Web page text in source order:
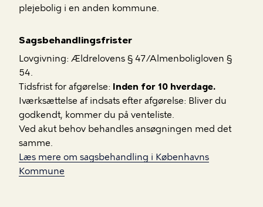
plejebolig i en anden kommune.
Sagsbehandlingsfrister
Lovgivning: Ældrelovens § 47/Almenboligloven §
54.
Tidsfrist for afgørelse: Inden for 10 hverdage.
Iværksættelse af indsats efter afgørelse: Bliver du
godkendt, kommer du på venteliste.
Ved akut behov behandles ansøgningen med det
samme.
Læs mere om sagsbehandling i Københavns
Kommune